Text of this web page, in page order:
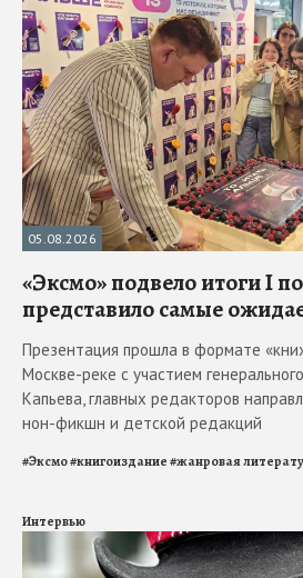
05.08.2026
«Эксмо» подвело итоги I
представило самые
Презентация прошла в формате
Москве-реке с участием
Капьева, главных редакторов
нон-фикшн и детской редакций
#Эксмо#книгоиздание#жанровая
Интервью